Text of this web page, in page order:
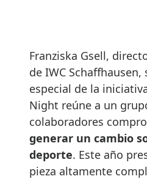
Franziska Gsell,
de IWC
especial de la
Night reúne a un
colaboradores
generar un cambio
deporte. Este año
pieza altamente